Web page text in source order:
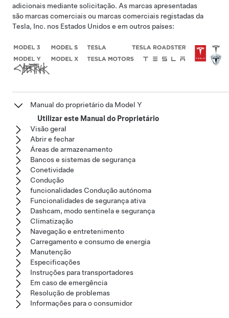
adicionais mediante solicitação. As marcas apresentadas
são marcas comerciais ou marcas comerciais registadas da
Tesla, Inc. nos Estados Unidos e em outros países:
Manual do proprietário da Model Y
Utilizar este Manual do Proprietário
Visão geral
Abrir e fechar
Áreas de armazenamento
Bancos e sistemas de segurança
Conetividade
Condução
funcionalidades Condução autónoma
Funcionalidades de segurança ativa
Dashcam, modo sentinela e segurança
Climatização
Navegação e entretenimento
Carregamento e consumo de energia
Manutenção
Especificações
Instruções para transportadores
Em caso de emergência
Resolução de problemas
Informações para o consumidor